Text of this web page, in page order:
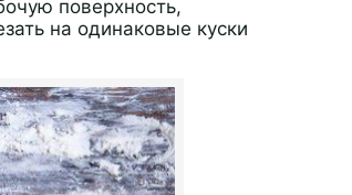
поверхность,
на одинаковые куски